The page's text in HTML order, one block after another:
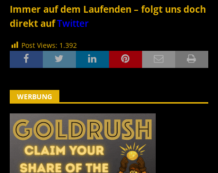
Immer auf dem Laufenden – folgt uns doch
direkt aufTwitter
Post Views: 1.392
WERBUNG